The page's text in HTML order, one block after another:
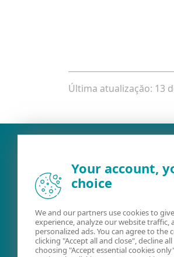
Última atualizaçăo: 13
Ajuda on-line
Your account,
choice
We and our partners use cookies to
experience, analyze our website traffic,
personalized ads. You can agree to the
clicking "Accept all and close", decline
choosing "Accept essential cookies